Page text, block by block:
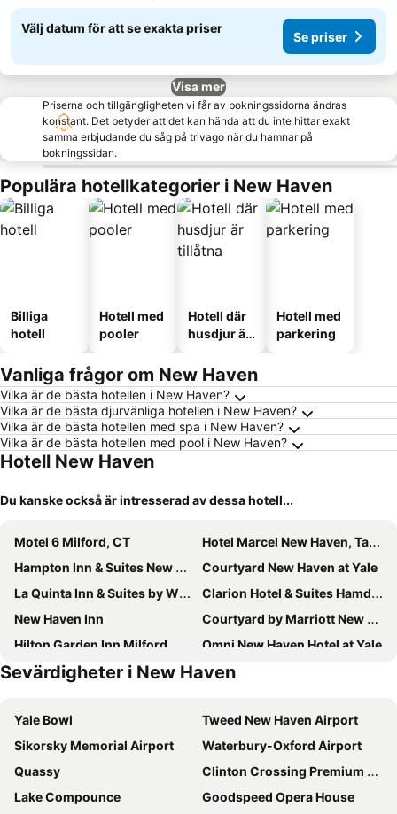
Välj datum för att se exakta priser
Se priser
Visa mer
Priserna och tillgängligheten vi får av bokningssidorna ändras
konstant. Det betyder att det kan hända att du inte hittar exakt
samma erbjudande du såg på trivago när du hamnar på
bokningssidan.
Populära hotellkategorier i New Haven
Billiga
hotell
Hotell med
pooler
Hotell där
husdjur är
Hotell med
parkering
Vanliga frågor om New Haven
Vilka är de bästa hotellen i New Haven?
Vilka är de bästa djurvänliga hotellen i New Haven?
Vilka är de bästa hotellen med spa i New Haven?
Vilka är de bästa hotellen med pool i New Haven?
Hotell New Haven
Du kanske också är intresserad av dessa hotell...
Motel 6 Milford, CT
Hotel Marcel New Haven, Tapestry Collection By Hilton
Hampton Inn & Suites New Haven - South - West Haven
Courtyard New Haven at Yale
La Quinta Inn & Suites by Wyndham New Haven
Clarion Hotel & Suites Hamden-New Haven
New Haven Inn
Courtyard by Marriott New Haven Orange/Milford
Hilton Garden Inn Milford
Omni New Haven Hotel at Yale
New Haven Hotel
The Blake Hotel
Best Western Executive Hotel of New Haven-West Haven
Holiday Inn Express & Suites Milford By Ihg
Hyatt Place Milford / New Haven
Super 8 by Wyndham Milford/New Haven
Red Roof Inn Milford - New Haven
Extended Stay America - Shelton - Fairfield County
Sevärdigheter i New Haven
Yale Bowl
Tweed New Haven Airport
Sikorsky Memorial Airport
Waterbury-Oxford Airport
Quassy
Clinton Crossing Premium Outlets
Lake Compounce
Goodspeed Opera House